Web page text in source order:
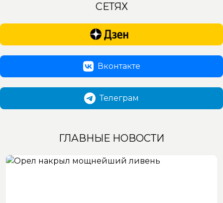
СЕТЯХ
Вконтакте
Телеграм
ГЛАВНЫЕ НОВОСТИ